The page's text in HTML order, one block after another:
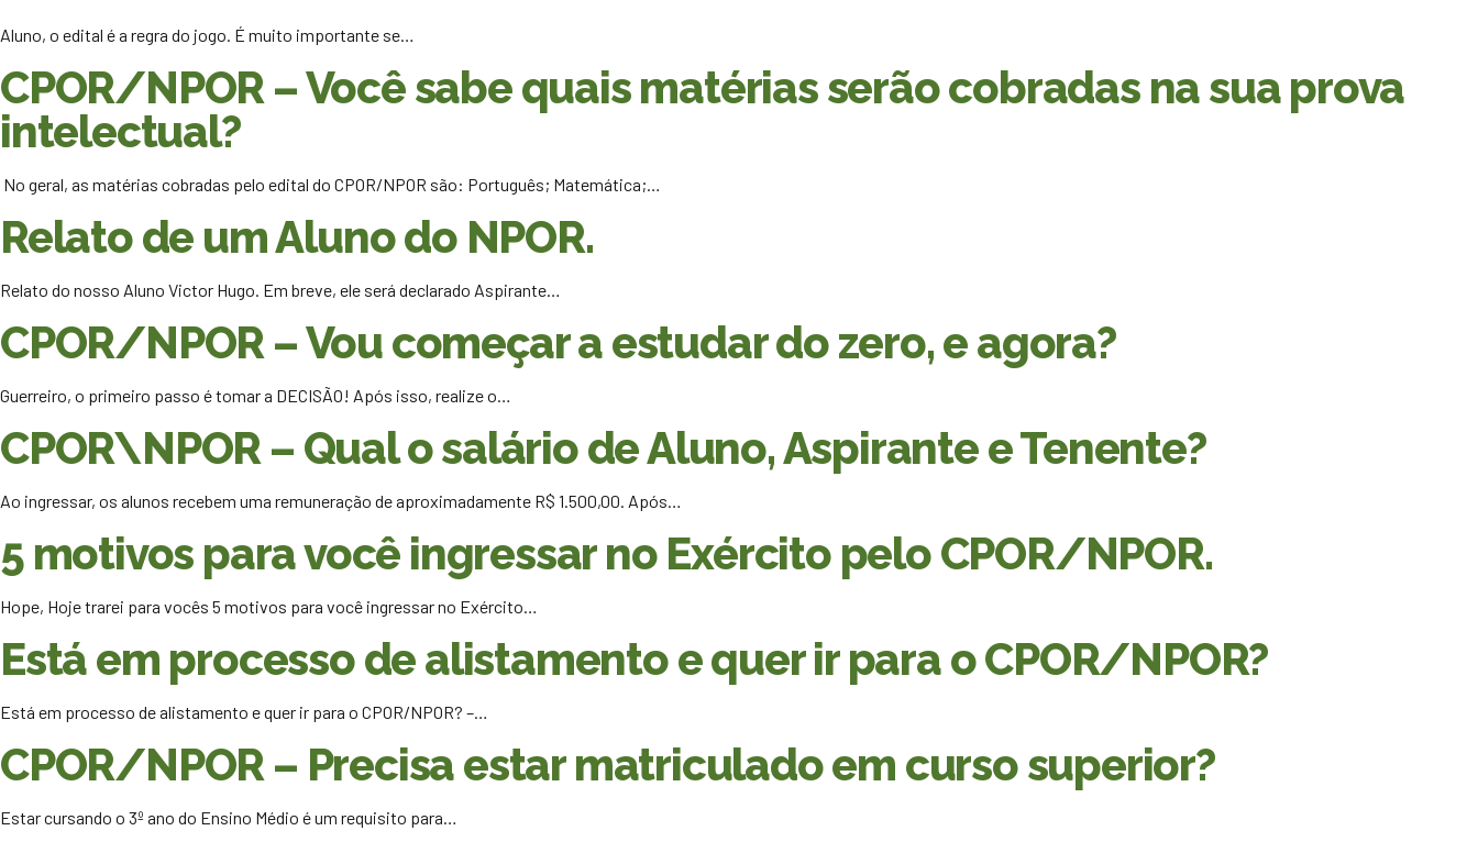
Aluno, o edital é a regra do jogo. É muito importante se…
CPOR/NPOR – Você sabe quais matérias serão cobradas na sua prova
intelectual?
No geral, as matérias cobradas pelo edital do CPOR/NPOR são: Português; Matemática;…
Relato de um Aluno do NPOR.
Relato do nosso Aluno Victor Hugo. Em breve, ele será declarado Aspirante…
CPOR/NPOR – Vou começar a estudar do zero, e agora?
Guerreiro, o primeiro passo é tomar a DECISÃO! Após isso, realize o…
CPOR\NPOR – Qual o salário de Aluno, Aspirante e Tenente?
Ao ingressar, os alunos recebem uma remuneração de aproximadamente R$ 1.500,00. Após…
5 motivos para você ingressar no Exército pelo CPOR/NPOR.
Hope, Hoje trarei para vocês 5 motivos para você ingressar no Exército…
Está em processo de alistamento e quer ir para o CPOR/NPOR?
Está em processo de alistamento e quer ir para o CPOR/NPOR? –…
CPOR/NPOR – Precisa estar matriculado em curso superior?
Estar cursando o 3º ano do Ensino Médio é um requisito para…